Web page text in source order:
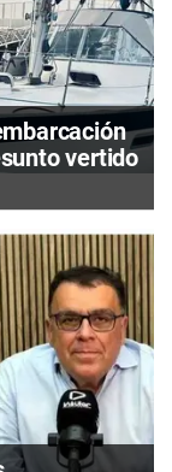
vertido